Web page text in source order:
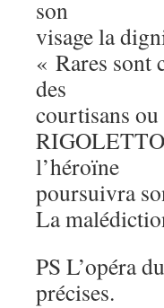
son
visage la
« Rares sont
des
courtisans
RIGOLETTO
l’héroïne
poursuivra
La
PS L’opéra
précises.